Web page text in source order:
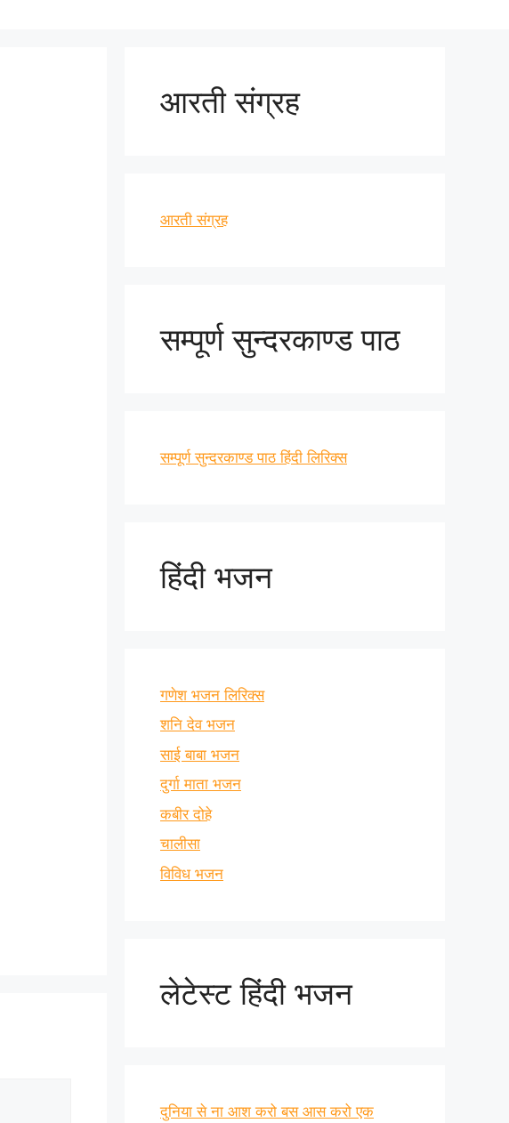
आरती संग्रह
आरती संग्रह
सम्पूर्ण सुन्दरकाण्ड पाठ
सम्पूर्ण सुन्दरकाण्ड पाठ हिंदी लिरिक्स
हिंदी भजन
गणेश भजन लिरिक्स
शनि देव भजन
साई बाबा भजन
दुर्गा माता भजन
कबीर दोहे
चालीसा
विविध भजन
लेटेस्ट हिंदी भजन
दुनिया से ना आश करो बस आस करो एक